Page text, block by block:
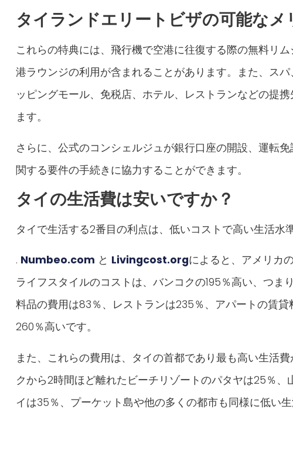
タイランドエリートビザの可能なメ
これらの特典には、飛行機で空港に往復する際の無料リ
港ラウンジの利用が含まれることがあります。また、ス
ッピングモール、免税店、ホテル、レストランなどの提
ます。
さらに、公式のコンシェルジュが銀行口座の開設、運転
関する要件の手続きに協力することができます。
タイの生活費は安いですか？
タイで生活する2番目の利点は、低いコストで高い生活水
. Numbeo.com と Livingcost.orgによると、アメリカ
ライフスタイルのコストは、バンコクの195％高い、つま
料品の費用は83％、レストランは235％、アパートの賃
260％高いです。
また、これらの費用は、タイの首都であり最も高い生活
クから2時間ほど離れたビーチリゾートのパタヤは25％
イは35％、プーケット島や他の多くの都市も同様に低い生